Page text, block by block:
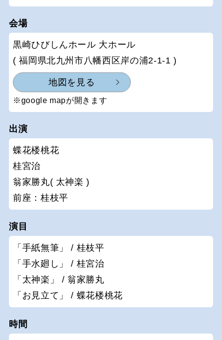
会場
黒崎ひびしんホール 大ホール
( 福岡県北九州市八幡西区岸の浦2-1-1 )
地図を見る
※google mapが開きます
出演
蝶花楼桃花
桂宮治
翁家勝丸( 太神楽 )
前座：桂枝平
演目
「手紙無筆」 / 桂枝平
「手水廻し」 / 桂宮治
「太神楽」 / 翁家勝丸
「お見立て」 / 蝶花楼桃花
時間